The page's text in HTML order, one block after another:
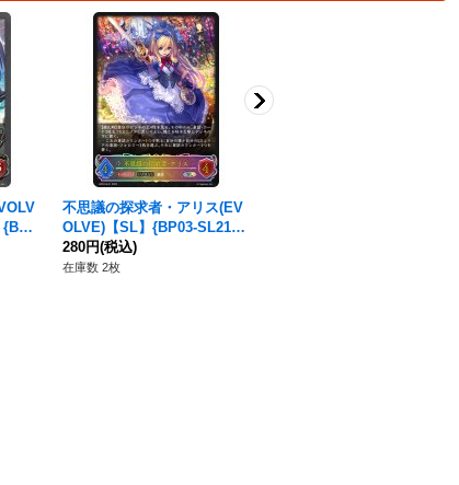
不思議の探求者・アリス(EV
OLVE)【SL】{BP03-SL21}
《ニュートラル》
280円(税込)
在庫数 2枚